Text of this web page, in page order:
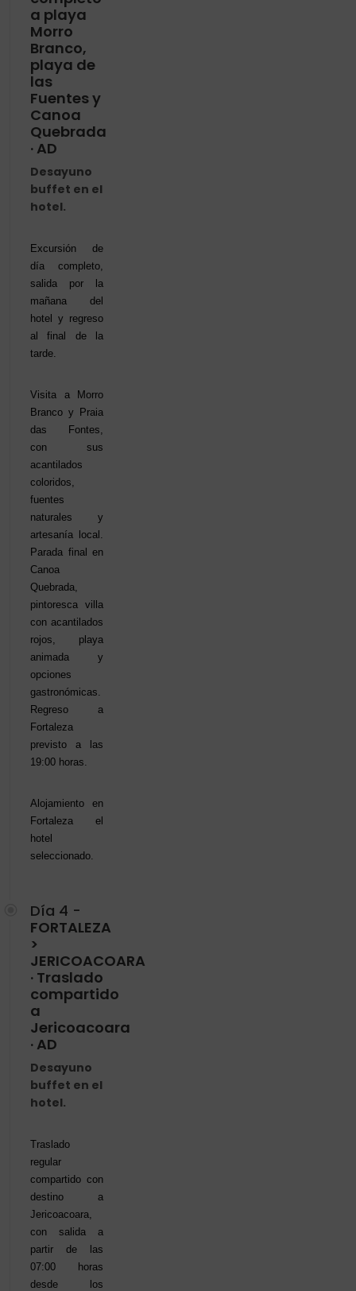
a playa
Morro
Branco,
playa de
las
Fuentes y
Canoa
Quebrada
· AD
Desayuno
buffet en el
hotel.
Excursión de
día completo,
salida por la
mañana del
hotel y regreso
al final de la
tarde.
Visita a Morro
Branco y Praia
das Fontes,
con sus
acantilados
coloridos,
fuentes
naturales y
artesanía local.
Parada final en
Canoa
Quebrada,
pintoresca villa
con acantilados
rojos, playa
animada y
opciones
gastronómicas.
Regreso a
Fortaleza
previsto a las
19:00 horas.
Alojamiento en
Fortaleza el
hotel
seleccionado.
Día 4 -
FORTALEZA
>
JERICOACOARA
· Traslado
compartido
a
Jericoacoara
· AD
Desayuno
buffet en el
hotel.
Traslado
regular
compartido con
destino a
Jericoacoara,
con salida a
partir de las
07:00 horas
desde los